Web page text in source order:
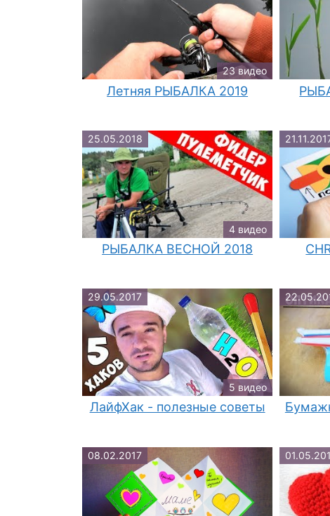
23 видео
Летняя РЫБАЛКА 2019
25.05.2018
4 видео
РЫБАЛКА ВЕСНОЙ 2018
29.05.2017
5 видео
ЛайфХак - полезные советы
08.02.2017